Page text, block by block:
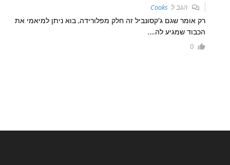
הגב לCooks
רק אומר שגם ג'קסונביל זה חלק מפלורידה, בוא ניתן למיאמי את
הכבוד שמגיע לה….
0